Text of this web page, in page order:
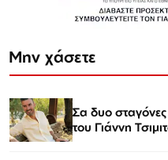
Μην χάσετε
Σα δυο
του Γιάννη